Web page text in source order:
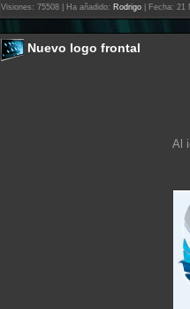
Visiones: 75508 | Ha añadido: Rodrigo| Fecha: 21
Nuevo logo frontal
Al